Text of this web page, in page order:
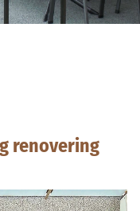
renovering